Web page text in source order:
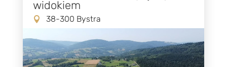
widokiem
38-300 Bystra